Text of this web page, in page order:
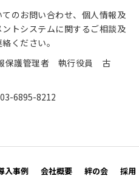
のお問い合わせ、個人情報及
トシステムに関するご相談及
ください。
保護管理者 執行役員 古
03-6895-8212
入事例 会社概要 絆の会 採用